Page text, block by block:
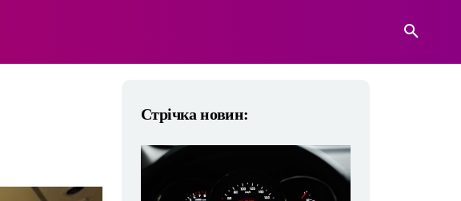
Стрічка новин: